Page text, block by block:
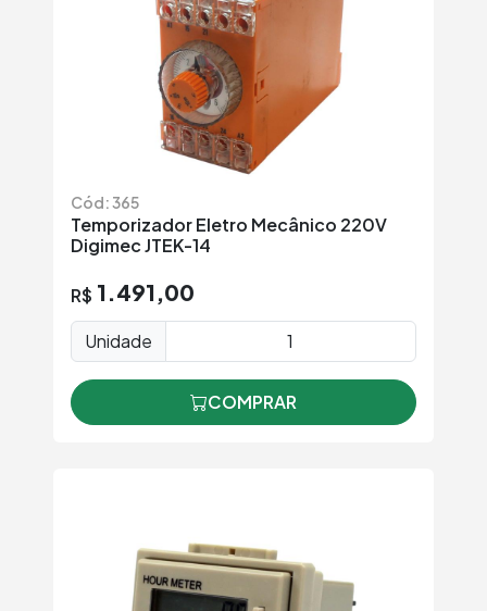
Cód: 365
Temporizador Eletro Mecânico 220V
Digimec JTEK-14
R$ 1.491,00
Unidade
COMPRAR